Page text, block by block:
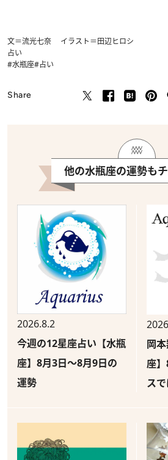
文＝流光七奈 イラスト＝田辺ヒロシ
占い
#水瓶座#占い
Share
他の水瓶座の運勢も
2026.8.2
今週の12星座占い【水瓶
座】8月3日～8月9日の
運勢
岡
座
ス